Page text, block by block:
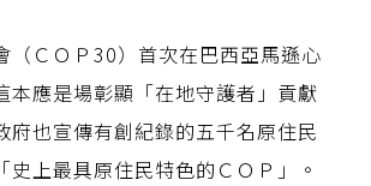
（ＣＯＰ30）首次在巴西亞馬遜心
本應是場彰顯「在地守護者」貢獻
府也宣傳有創紀錄的五千名原住民
史上最具原住民特色的ＣＯＰ」。